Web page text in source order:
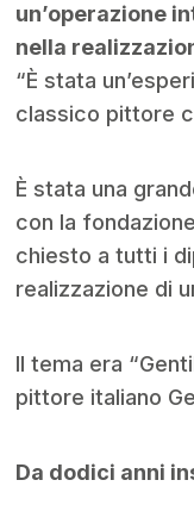
un’operazione
nella
“È stata
classico pittore
È stata una
con la
chiesto a tutti i
realizzazione di
Il tema era
pittore italiano
Da dodici anni